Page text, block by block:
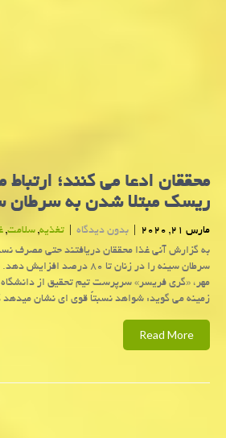
محققان ادعا می كنند؛
ریسك مبتلا شدن به سرطان
مارس 21, 2020 | بدون دیدگاه | تغذیه,سلامت,
به گزارش آنی غذا محققان دریافتند حتی مصرف
سرطان سینه را در زنان تا ۸۰
مهر، «گری فریسر» سرپرست تیم تحقیق از دانشگاه
زمینه می گوید: شواهد نسبتاً قوی ای نشان میدهد
Read More